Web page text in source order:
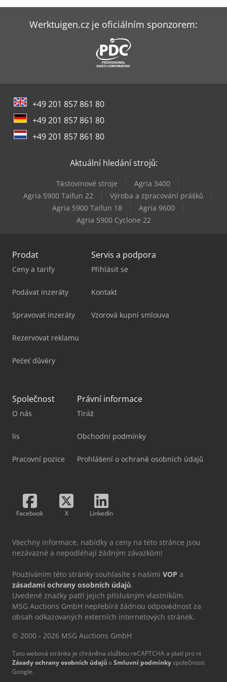
Emmegi Comet T6
Emmegi Phantomatic M3
Emmegi Phantomatic M4 L
Emmegi Phantomatic T3 Star
Emmegi Phantomatic X4
Emmegi Quadra L1
Emmegi Quadra L3
Emmegi Satellite Xl
Werktuigen.cz je oficiálním sponzorem:
+49 201 857 861 80
+49 201 857 861 80
+49 201 857 861 80
Aktuální hledání strojů:
Těstovinové stroje
Agria 3400
Agria 5900 Taifun 22
Výroba a zpracování prášků
Agria 5900 Taifun 18
Agria 9600
Agria 5900 Cyclone 22
Prodat
Ceny a tarify
Podávat inzeráty
Spravovat inzeráty
Rezervovat reklamu
Pečeť důvěry
Servis a podpora
Přihlásit se
Kontakt
Vzorová kupní smlouva
Společnost
O nás
lis
Pracovní pozice
Právní informace
Tiráž
Obchodní podmínky
Prohlášení o ochraně osobních údajů
Facebook X LinkedIn
Všechny informace, nabídky a ceny na této stránce jsou
nezávazné a nepodléhají žádným závazkům!
Používáním této stránky souhlasíte s našimi VOP a
zásadami ochrany osobních údajů.
Uvedené značky patří jejich příslušným vlastníkům.
MSG Auctions GmbH nepřebírá žádnou odpovědnost za
obsah odkazovaných externích internetových stránek.
© 2000 - 2026 MSG Auctions GmbH
Tato webová stránka je chráněna službou reCAPTCHA a platí pro ni
Zásady ochrany osobních údajůa Smluvní podmínkyspolečnosti
Google.